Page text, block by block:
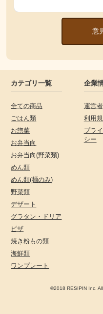
意
カテゴリ一覧
全ての商品
ごはん類
お惣菜
お弁当向
お弁当向(野菜類)
めん類
めん類(麺のみ)
野菜類
デザート
グラタン・ドリア
ピザ
焼き粉もの類
海鮮類
ワンプレート
企業
運営者
利用
プラ
シー
©2018 RESIPIN Inc.